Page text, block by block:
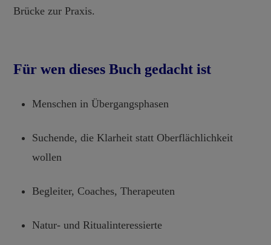
Brücke zur Praxis.
Für wen dieses Buch gedacht ist
Menschen in Übergangsphasen
Suchende, die Klarheit statt Oberflächlichkeit
wollen
Begleiter, Coaches, Therapeuten
Natur- und Ritualinteressierte